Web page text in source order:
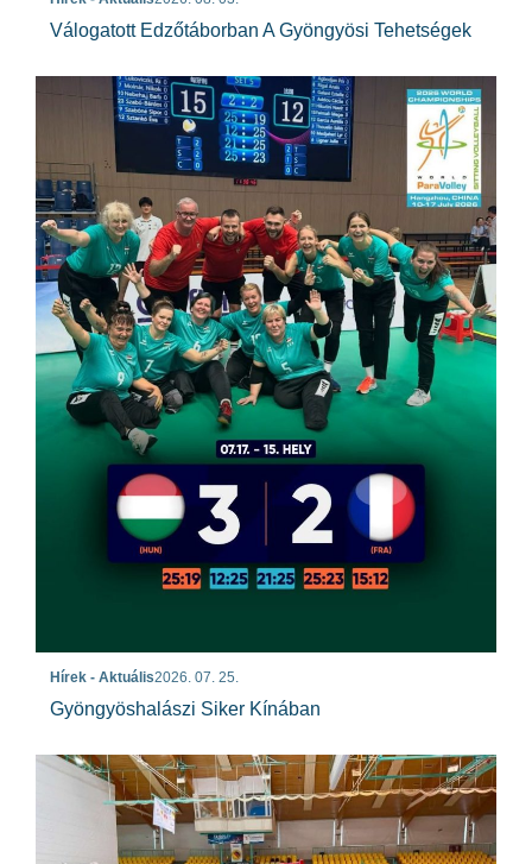
Válogatott Edzőtáborban A Gyöngyösi Tehetségek
Hírek - Aktuális2026. 07. 25.
Gyöngyöshalászi Siker Kínában